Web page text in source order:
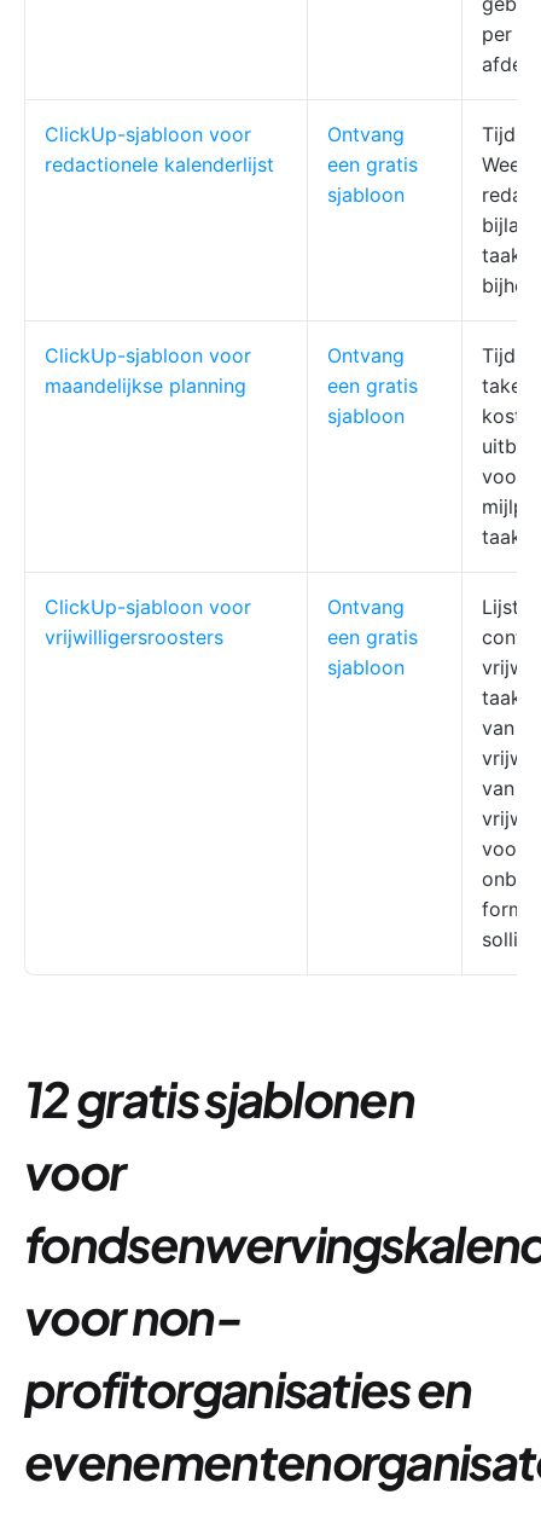
per
ClickUp-sjabloon voor
redactionele kalenderlijst
Ontvang
een gratis
sjabloon
ClickUp-sjabloon voor
maandelijkse planning
Ontvang
een gratis
sjabloon
ClickUp-sjabloon voor
vrijwilligersroosters
Ontvang
een gratis
sjabloon
Lijst
van
van
voor
12 gratis sjablonen
voor
voor non-
profitorganisaties en